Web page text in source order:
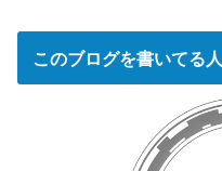
このブログを書いてる人